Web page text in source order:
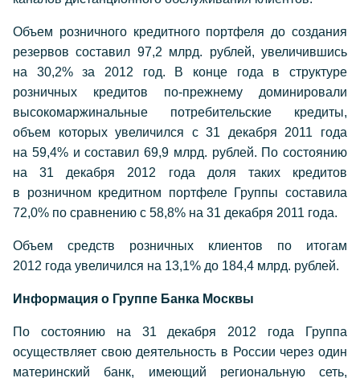
Объем розничного кредитного портфеля до создания
резервов составил 97,2 млрд. рублей, увеличившись
на 30,2% за 2012 год. В конце года в структуре
розничных кредитов по-прежнему доминировали
высокомаржинальные потребительские кредиты,
объем которых увеличился с 31 декабря 2011 года
на 59,4% и составил 69,9 млрд. рублей. По состоянию
на 31 декабря 2012 года доля таких кредитов
в розничном кредитном портфеле Группы составила
72,0% по сравнению с 58,8% на 31 декабря 2011 года.
Объем средств розничных клиентов по итогам
2012 года увеличился на 13,1% до 184,4 млрд. рублей.
Информация о Группе Банка Москвы
По состоянию на 31 декабря 2012 года Группа
осуществляет свою деятельность в России через один
материнский банк, имеющий региональную сеть,